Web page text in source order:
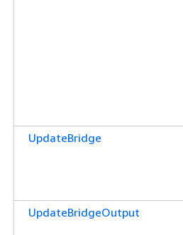
UpdateBridge
UpdateBridgeOutput